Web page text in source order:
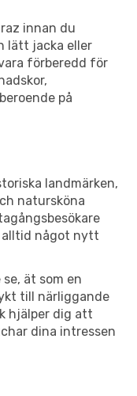
innan du
lätt jacka eller
förberedd för
på
landmärken,
natursköna
alltid något nytt
ät som en
till närliggande
hjälper dig att
dina intressen